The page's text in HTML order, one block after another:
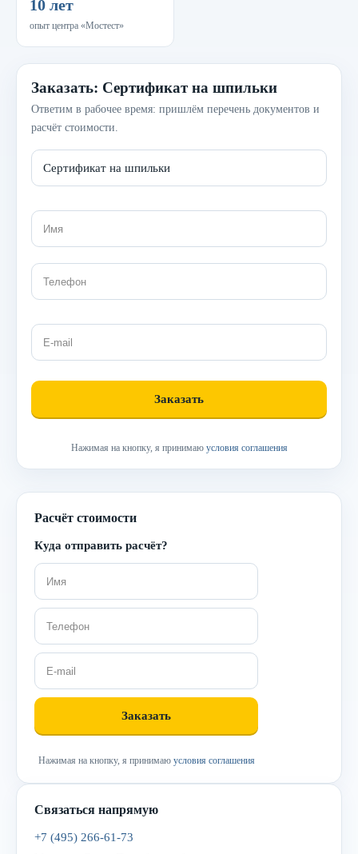
10 лет
опыт центра «Мостест»
Заказать: Сертификат на шпильки
Ответим в рабочее время: пришлём перечень документов и
расчёт стоимости.
Нажимая на кнопку, я принимаю условия соглашения
Расчёт стоимости
Куда отправить расчёт?
Нажимая на кнопку, я принимаю условия соглашения
Связаться напрямую
+7 (495) 266-61-73